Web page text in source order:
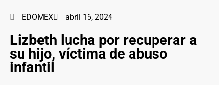
EDOMEX abril 16, 2024
Lizbeth lucha por recuperar a
su hijo, víctima de abuso
infantil